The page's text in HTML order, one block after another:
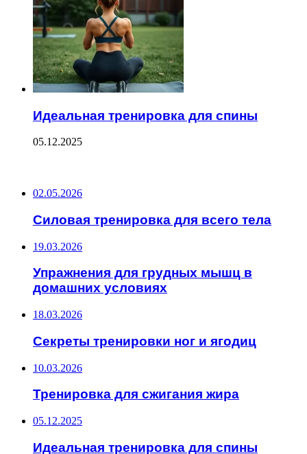
Идеальная тренировка для спины
05.12.2025
02.05.2026
Силовая тренировка для всего тела
19.03.2026
Упражнения для грудных мышц в
домашних условиях
18.03.2026
Секреты тренировки ног и ягодиц
10.03.2026
Тренировка для сжигания жира
05.12.2025
Идеальная тренировка для спины